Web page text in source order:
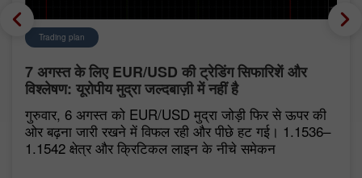
Trading plan
7 अगस्त के लिए EUR/USD की ट्रेडिंग सिफारिशें और
विश्लेषण: यूरोपीय मुद्रा जल्दबाज़ी में नहीं है
गुरुवार, 6 अगस्त को EUR/USD मुद्रा जोड़ी फिर से ऊपर की
ओर बढ़ना जारी रखने में विफल रही और पीछे हट गई। 1.1536–
1.1542 क्षेत्र और क्रिटिकल लाइन के नीचे समेकन